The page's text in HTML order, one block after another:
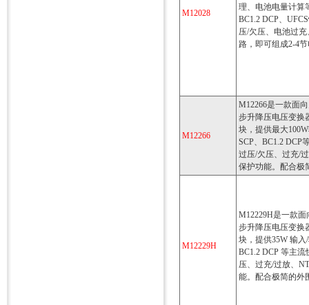
M12028
理、电池电量计算
BC1.2 DCP、
压/欠压、电池过
路，即可组成2-4
M12266
M12266是一款面
步升降压电压变换
块，提供最大
SCP、BC1.2 DCP
过压/欠压、过充/
保护功能。配合极
M12229H
M12229H是一款
步升降压电压变换
块，提供35W 输入
BC1.2 DCP 等主
压、过充/过放、
能。配合极简的外